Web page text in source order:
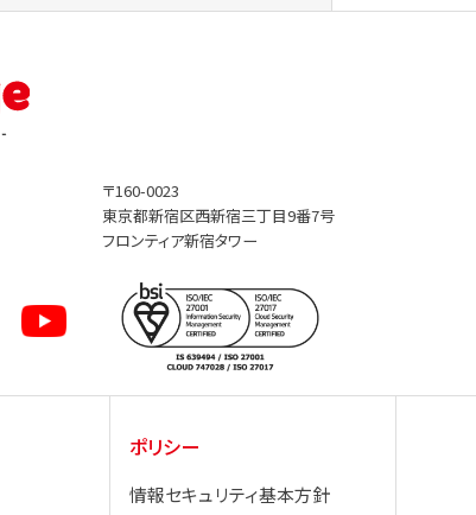
〒160-0023
東京都新宿区西新宿三丁目9番7号
フロンティア新宿タワー
ポリシー
情報セキュリティ基本方針